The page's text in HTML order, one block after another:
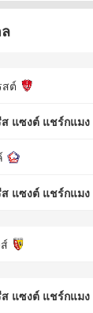
ต์
แซงต์ แชร์กแมง
แซงต์ แชร์กแมง
แซงต์ แชร์กแมง